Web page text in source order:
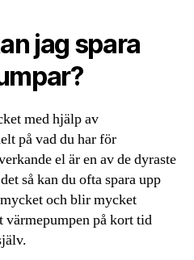
jag spara
med hjälp av
på vad du har för
el är en av de dyraste
så kan du ofta spara upp
och blir mycket
värmepumpen på kort tid